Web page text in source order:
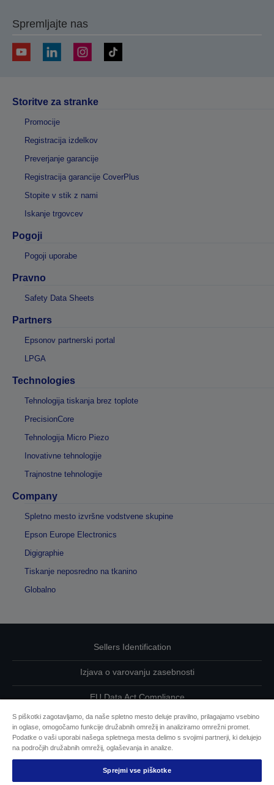
Z vami bomo stopili v stik v naslednjih nekaj
Spremljajte nas
Storitve za stranke
Promocije
Registracija izdelkov
Preverjanje garancije
Registracija garancije CoverPlus
Stopite v stik z nami
Iskanje trgovcev
Pogoji
Pogoji uporabe
Pravno
Safety Data Sheets
Partners
Epsonov partnerski portal
LPGA
Technologies
Tehnologija tiskanja brez toplote
PrecisionCore
Tehnologija Micro Piezo
Inovativne tehnologije
Trajnostne tehnologije
Company
Spletno mesto izvršne vodstvene skupine
Epson Europe Electronics
Digigraphie
Tiskanje neposredno na tkanino
Globalno
Sellers Identification
Izjava o varovanju zasebnosti
EU Data Act Compliance
Kontaktirajte nas glede svojih podatkov
Informacije o piškotkih
Epsonova zavezanost dostopnosti
S piškotki zagotavljamo, da naše spletno mesto deluje pravilno, prilagajamo vsebino
in oglase, omogočamo funkcije družabnih omrežij in analiziramo omrežni promet.
Podatke o vaši uporabi našega spletnega mesta delimo s svojimi partnerji, ki delujejo
na področjih družabnih omrežij, oglaševanja in analize.
Sprejmi vse piškotke